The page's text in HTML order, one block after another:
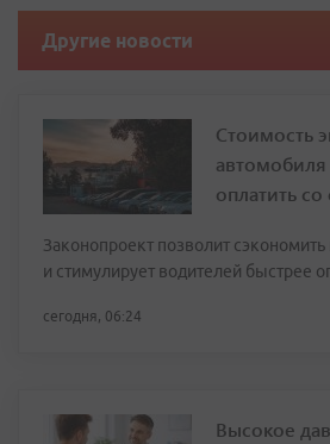
Другие новости
Стоимость
оплатить
Законопроект позволит
и стимулирует водителей быстрее
сегодня, 06:24
Высокое